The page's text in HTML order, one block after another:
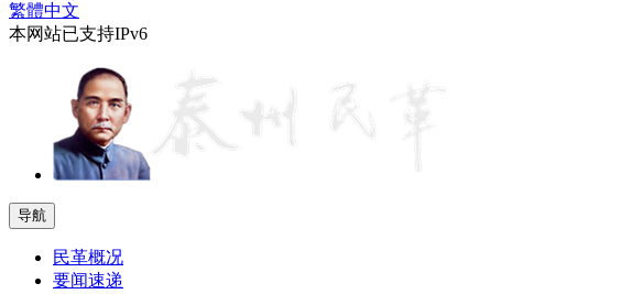
繁體中文
本网站已支持IPv6
导航
民革概况
要闻速递